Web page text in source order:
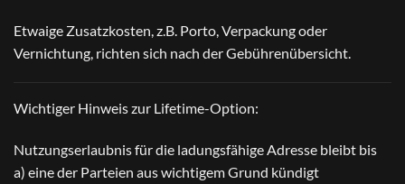
Etwaige Zusatzkosten, z.B. Porto, Verpackung oder
Vernichtung, richten sich nach derGebührenübersicht
Wichtiger Hinweis zur Lifetime-Option:
Nutzungserlaubnis für die ladungsfähige Adresse bleibt bis
a) eine der Parteien aus wichtigem Grund kündigt